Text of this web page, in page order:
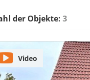
der Objekte: 3
Video